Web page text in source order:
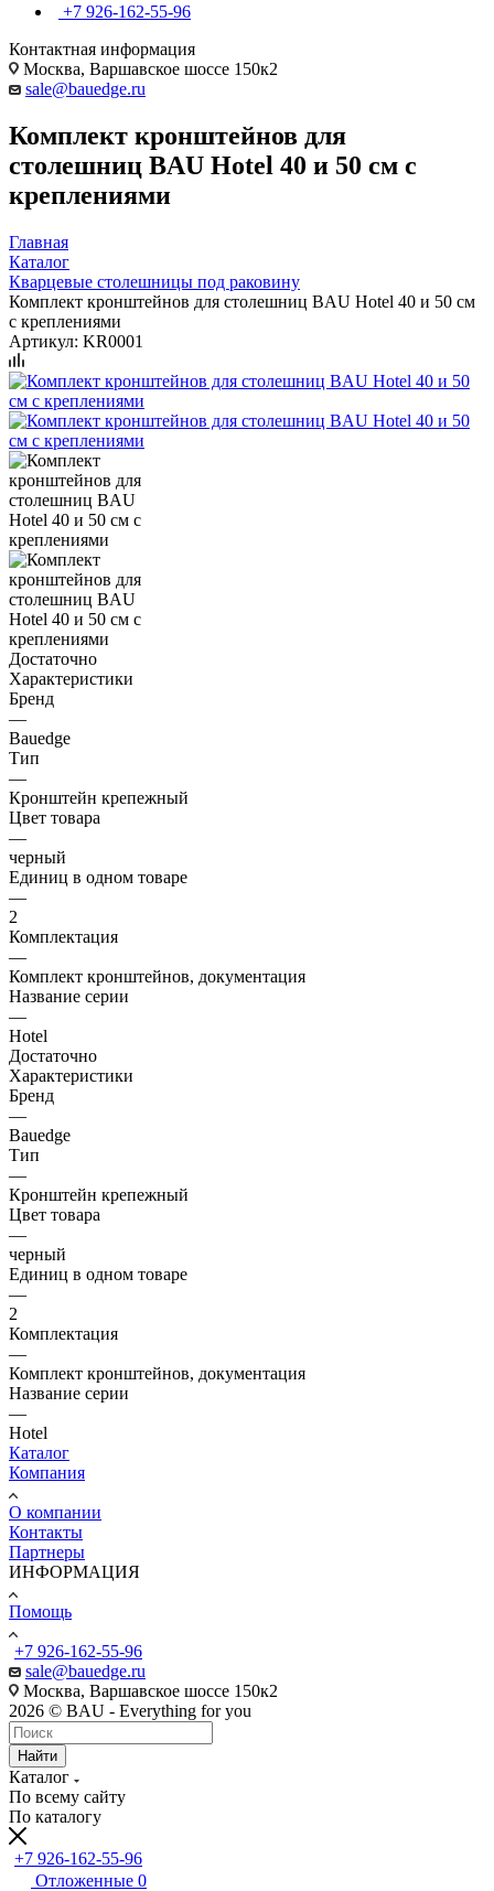
+7 926-162-55-96
Контактная информация
Москва, Варшавское шоссе 150к2
sale@bauedge.ru
Комплект кронштейнов для
столешниц BAU Hotel 40 и 50 см с
креплениями
Главная
Каталог
Кварцевые столешницы под раковину
Комплект кронштейнов для столешниц BAU Hotel 40 и 50 см
с креплениями
Артикул: KR0001
Достаточно
Характеристики
Бренд
—
Bauedge
Тип
—
Кронштейн крепежный
Цвет товара
—
черный
Единиц в одном товаре
—
2
Комплектация
—
Комплект кронштейнов, документация
Название серии
—
Hotel
Достаточно
Характеристики
Бренд
—
Bauedge
Тип
—
Кронштейн крепежный
Цвет товара
—
черный
Единиц в одном товаре
—
2
Комплектация
—
Комплект кронштейнов, документация
Название серии
—
Hotel
Каталог
Компания
О компании
Контакты
Партнеры
ИНФОРМАЦИЯ
Помощь
+7 926-162-55-96
sale@bauedge.ru
Москва, Варшавское шоссе 150к2
2026 © BAU - Everything for you
Найти
Каталог
По всему сайту
По каталогу
+7 926-162-55-96
Отложенные 0